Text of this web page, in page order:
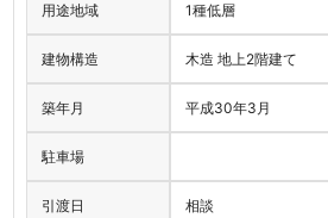
用途地域 1種低層
建物構造 木造 地上2階建て
築年月 平成30年3月
駐車場
引渡日
相談